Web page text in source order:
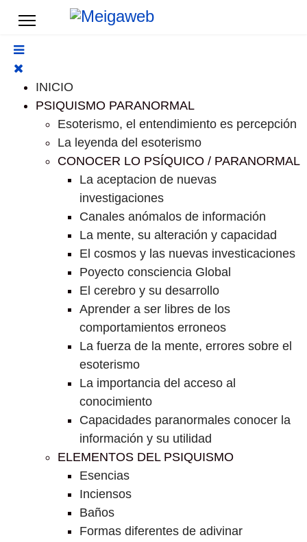
INICIO
PSIQUISMO PARANORMAL
Esoterismo, el entendimiento es percepción
La leyenda del esoterismo
CONOCER LO PSÍQUICO / PARANORMAL
La aceptacion de nuevas
investigaciones
Canales anómalos de información
La mente, su alteración y capacidad
El cosmos y las nuevas investicaciones
Poyecto consciencia Global
El cerebro y su desarrollo
Aprender a ser libres de los
comportamientos erroneos
La fuerza de la mente, errores sobre el
esoterismo
La importancia del acceso al
conocimiento
Capacidades paranormales conocer la
información y su utilidad
ELEMENTOS DEL PSIQUISMO
Esencias
Inciensos
Baños
Formas diferentes de adivinar